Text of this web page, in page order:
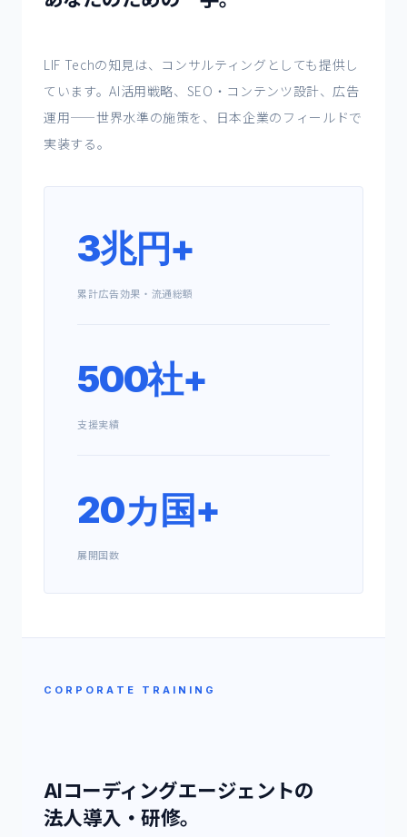
LIF Techの知見は、コンサルティングとしても提供し
ています。AI活用戦略、SEO・コンテンツ設計、広告
運用——世界水準の施策を、日本企業のフィールドで
実装する。
3兆円+
累計広告効果・流通総額
500社+
支援実績
20カ国+
展開国数
CORPORATE TRAINING
AIコーディングエージェントの
法人導入・研修。